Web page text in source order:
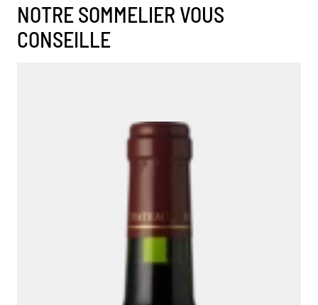
NOTRE SOMMELIER VOUS
CONSEILLE